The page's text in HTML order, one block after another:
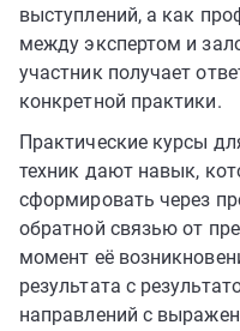
выступлений, а как
между экспертом и
участник получает
конкретной практики.
Практические курсы
техник дают навык,
сформировать через
обратной связью от
момент её
результата с
направлений с